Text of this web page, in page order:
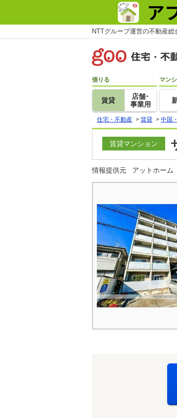
NTTグループ運営の不動産
借りる
賃貸
店舗･
事業用
マン
住宅・不動産 > 賃貸 > 中国
賃貸マンション
情報提供元 アットホーム